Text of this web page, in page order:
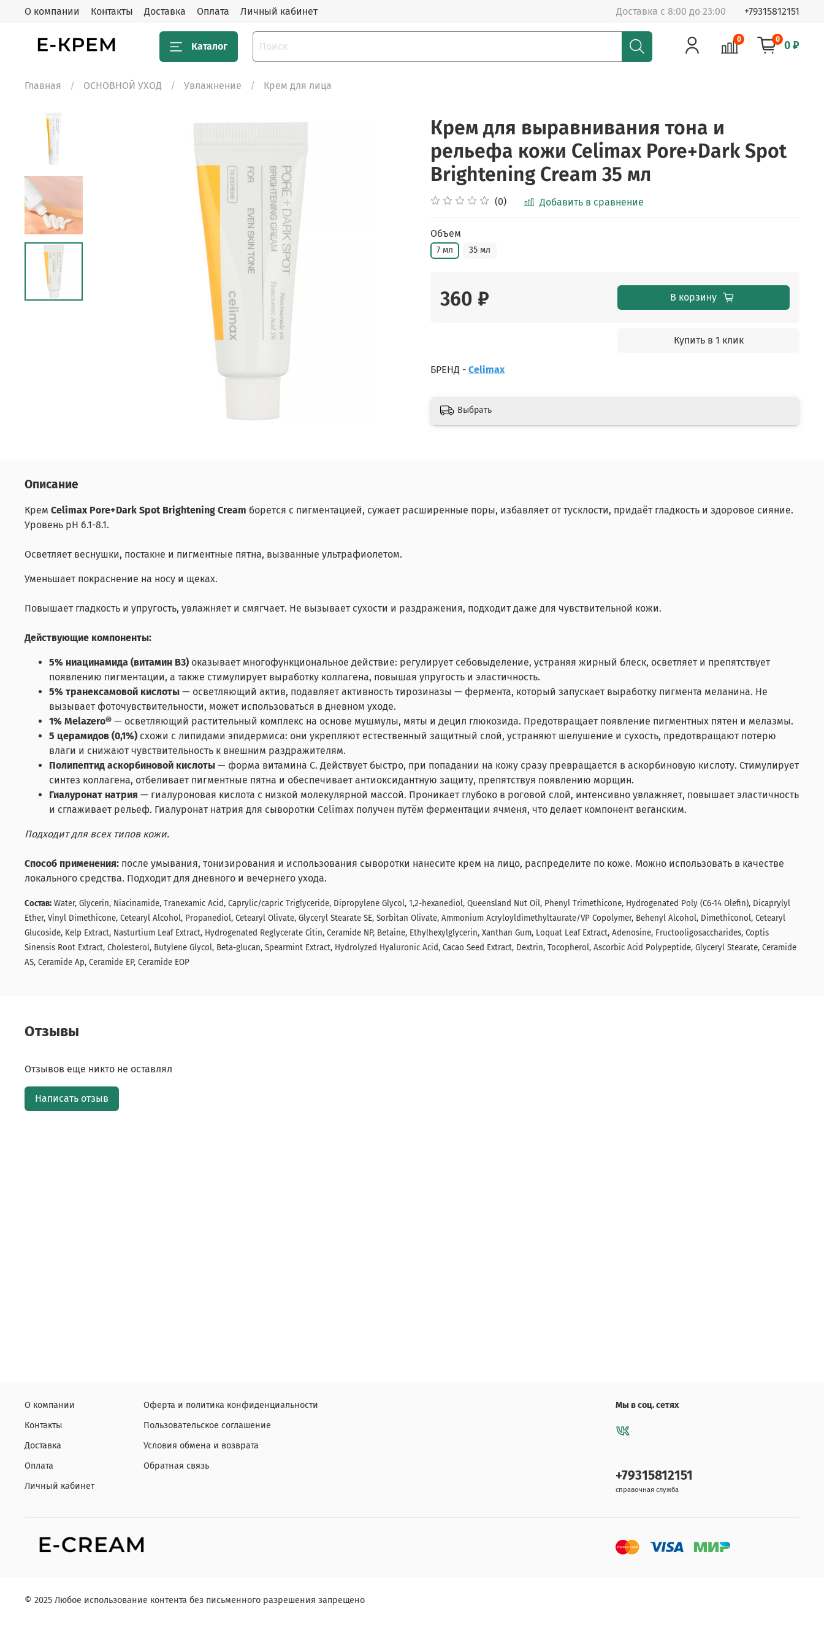
О компании Контакты Доставка Оплата Личный кабинет Доставка с 8:00 до 23:00 +79315812151
Каталог
0 0 0 ₽
Главная ОСНОВНОЙ УХОД Увлажнение Крем для лица
Крем для выравнивания тона и
рельефа кожи Celimax Pore+Dark Spot
Brightening Cream 35 мл
(0) Добавить в сравнение
Объем
7 мл 35 мл
360 ₽ В корзину
Купить в 1 клик
БРЕНД - Celimax
Выбрать
Описание
Крем Celimax Pore+Dark Spot Brightening Cream борется с пигментацией, сужает расширенные поры, избавляет от тусклости, придаёт гладкость и здоровое сияние.
Уровень pH 6.1-8.1.
Осветляет веснушки, постакне и пигментные пятна, вызванные ультрафиолетом.
Уменьшает покраснение на носу и щеках.
Повышает гладкость и упругость, увлажняет и смягчает. Не вызывает сухости и раздражения, подходит даже для чувствительной кожи.
Действующие компоненты:
5% ниацинамида (витамин B3) оказывает многофункциональное действие: регулирует себовыделение, устраняя жирный блеск, осветляет и препятствует
появлению пигментации, а также стимулирует выработку коллагена, повышая упругость и эластичность.
5% транексамовой кислоты — осветляющий актив, подавляет активность тирозиназы — фермента, который запускает выработку пигмента меланина. Не
вызывает фоточувствительности, может использоваться в дневном уходе.
1% Melazero® — осветляющий растительный комплекс на основе мушмулы, мяты и децил глюкозида. Предотвращает появление пигментных пятен и мелазмы.
5 церамидов (0,1%) схожи с липидами эпидермиса: они укрепляют естественный защитный слой, устраняют шелушение и сухость, предотвращают потерю
влаги и снижают чувствительность к внешним раздражителям.
Полипептид аскорбиновой кислоты — форма витамина C. Действует быстро, при попадании на кожу сразу превращается в аскорбиновую кислоту. Стимулирует
синтез коллагена, отбеливает пигментные пятна и обеспечивает антиоксидантную защиту, препятствуя появлению морщин.
Гиалуронат натрия — гиалуроновая кислота с низкой молекулярной массой. Проникает глубоко в роговой слой, интенсивно увлажняет, повышает эластичность
и сглаживает рельеф. Гиалуронат натрия для сыворотки Celimax получен путём ферментации ячменя, что делает компонент веганским.
Подходит для всех типов кожи.
Способ применения: после умывания, тонизирования и использования сыворотки нанесите крем на лицо, распределите по коже. Можно использовать в качестве
локального средства. Подходит для дневного и вечернего ухода.
Состав: Water, Glycerin, Niacinamide, Tranexamic Acid, Caprylic/capric Triglyceride, Dipropylene Glycol, 1,2-hexanediol, Queensland Nut Oil, Phenyl Trimethicone, Hydrogenated Poly (C6-14 Olefin), Dicaprylyl
Ether, Vinyl Dimethicone, Cetearyl Alcohol, Propanediol, Cetearyl Olivate, Glyceryl Stearate SE, Sorbitan Olivate, Ammonium Acryloyldimethyltaurate/VP Copolymer, Behenyl Alcohol, Dimethiconol, Cetearyl
Glucoside, Kelp Extract, Nasturtium Leaf Extract, Hydrogenated Reglycerate Citin, Ceramide NP, Betaine, Ethylhexylglycerin, Xanthan Gum, Loquat Leaf Extract, Adenosine, Fructooligosaccharides, Coptis
Sinensis Root Extract, Cholesterol, Butylene Glycol, Beta-glucan, Spearmint Extract, Hydrolyzed Hyaluronic Acid, Cacao Seed Extract, Dextrin, Tocopherol, Ascorbic Acid Polypeptide, Glyceryl Stearate, Ceramide
AS, Ceramide Ap, Ceramide EP, Ceramide EOP
Отзывы
Отзывов еще никто не оставлял
Написать отзыв
О компании
Контакты
Доставка
Оплата
Личный кабинет
Оферта и политика конфиденциальности
Пользовательское соглашение
Условия обмена и возврата
Обратная связь
Мы в соц. сетях
+79315812151
справочная служба
© 2025 Любое использование контента без письменного разрешения запрещено